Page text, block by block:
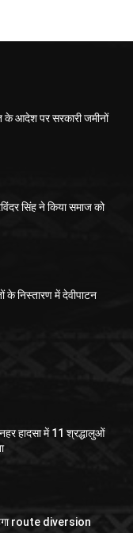
आदेश पर सरकारी जमीनों
सिंह ने किया समाज को
निस्तारण में देवीपाटन
हादसा में 11 श्रद्धालुओं
route diversion